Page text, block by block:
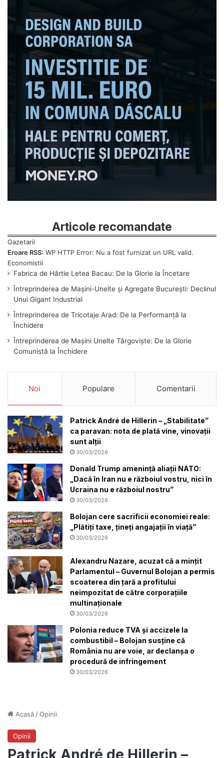
Articole recomandate
Eroare RSS: WP HTTP Error: Nu a fost furnizat un URL valid.
Fabrica de Hârtie Letea Bacau: De la Glorie la Încetare
Întreprinderea de Mașini-Unelte și Agregate București: Declinul
Unui Gigant Industrial
Întreprinderea de Tricotaje Arad: De la Performanță la
Închidere
Întreprinderea de Mașini Unelte Târgoviște: De la Glorie
Comunistă la Închidere
Noi Populare Comentarii
Patrick André de Hillerin – „Stabilitate”
ca paravan: nota de plată vine, vinovații
sunt alții
30/03/2026
Donald Trump amenință aliații NATO:
„Dacă în Iran nu e războiul vostru, nici în
Ucraina nu e războiul nostru”
30/03/2026
Bolojan cere sacrificii economiei reale:
„Plătiți taxe, țineți angajații în viață”
30/03/2026
Alexandru Nazare, acuzat că a mințit
Parlamentul – Guvernul Bolojan a permis
scoaterea din țară a profitului
neimpozitat de către corporațiile
multinaționale
30/03/2026
Polonia reduce TVA și accizele la
combustibil – Bolojan susține că
România nu are voie, ar declanșa o
procedură de infringement
30/03/2026